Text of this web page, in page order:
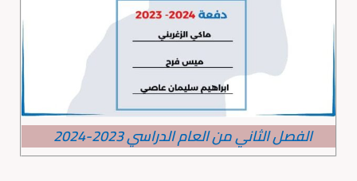
الفصل الثاني من العام الدراسي 2023-2024